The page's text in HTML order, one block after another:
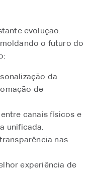
evolução.
o futuro do
da
de
canais físicos e
unificada.
nas
experiência de